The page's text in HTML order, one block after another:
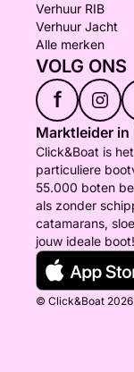
Verhuur RIB
Verhuur Jacht
Alle merken
VOLG ONS
f
Marktleider in
Click&Boat is
particuliere
55.000 boten
als zonder
catamarans,
jouw ideale boot!
© Click&Boat